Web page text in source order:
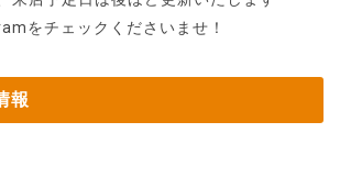
をチェックくださいませ！
報